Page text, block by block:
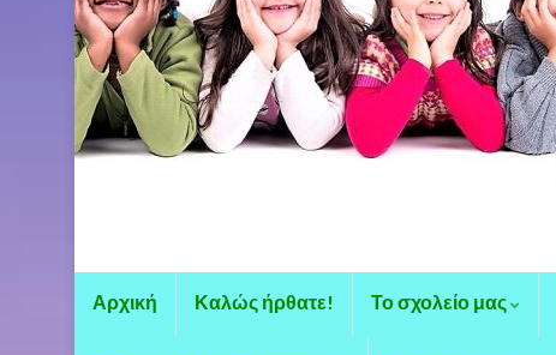
Αρχική Καλώς ήρθατε! Το σχολείο μας